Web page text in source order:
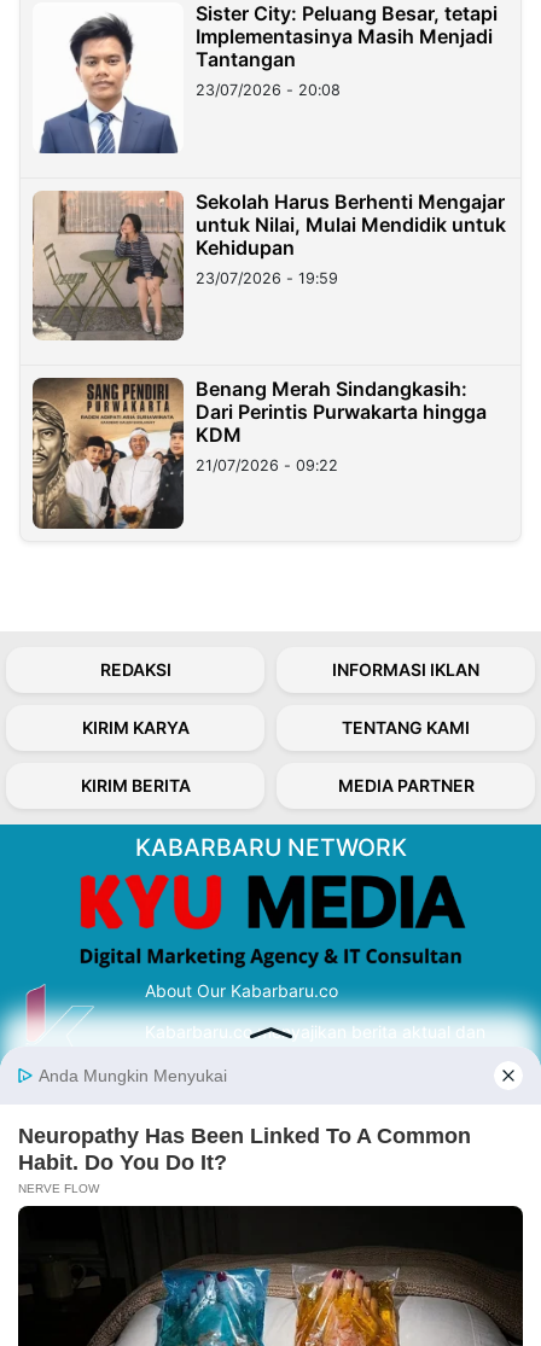
Sister City: Peluang Besar, tetapi
Implementasinya Masih Menjadi
Tantangan
23/07/2026 - 20:08
Sekolah Harus Berhenti Mengajar
untuk Nilai, Mulai Mendidik untuk
Kehidupan
23/07/2026 - 19:59
Benang Merah Sindangkasih:
Dari Perintis Purwakarta hingga
KDM
21/07/2026 - 09:22
REDAKSI INFORMASI IKLAN
KIRIM KARYA TENTANG KAMI
KIRIM BERITA MEDIA PARTNER
KABARBARU NETWORK
About Our Kabarbaru.co
Kabarbaru.co menyajikan berita aktual dan
serta terverifikasi dari sumber yang tepat.
Follow Kabarbaru
Kabarbaru.co